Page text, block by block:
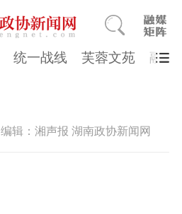
统一战线 芙蓉文苑 融媒
编辑：湘声报 湖南政协新闻网